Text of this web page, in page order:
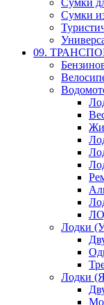
Сумки
09.
Лодки
Лодки